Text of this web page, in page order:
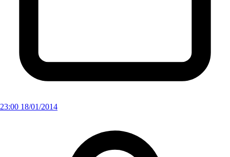
23:00 18/01/2014